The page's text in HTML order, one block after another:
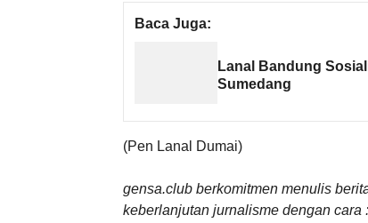
Baca Juga:
Lanal Bandung
Sumedang
(Pen Lanal Dumai)
gensa.club berkomitmen menulis
keberlanjutan jurnalisme dengan cara :